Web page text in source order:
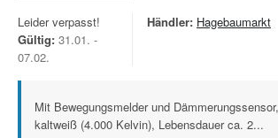
Leider verpasst!
Gültig: 31.01. -
07.02.
Händler: Hagebaumarkt
Mit Bewegungsmelder und
kaltweiß (4.000 Kelvin), Lebensdauer ca. 2...